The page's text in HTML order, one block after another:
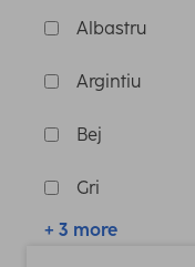
Albastru
Argintiu
Bej
Gri
+ 3 more